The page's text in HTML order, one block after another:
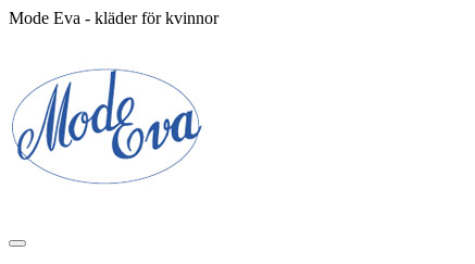
Mode Eva - kläder för kvinnor